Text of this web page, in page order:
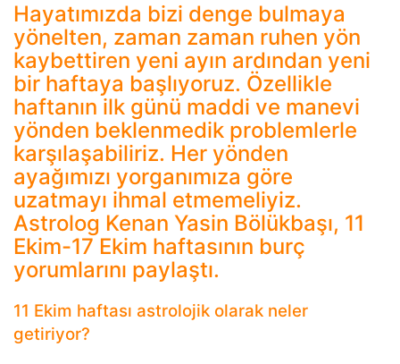
Hayatımızda bizi denge bulmaya
yönelten, zaman zaman ruhen yön
kaybettiren yeni ayın ardından yeni
bir haftaya başlıyoruz. Özellikle
haftanın ilk günü maddi ve manevi
yönden beklenmedik problemlerle
karşılaşabiliriz. Her yönden
ayağımızı yorganımıza göre
uzatmayı ihmal etmemeliyiz.
Astrolog Kenan Yasin Bölükbaşı, 11
Ekim-17 Ekim haftasının burç
yorumlarını paylaştı.
11 Ekim haftası astrolojik olarak neler
getiriyor?